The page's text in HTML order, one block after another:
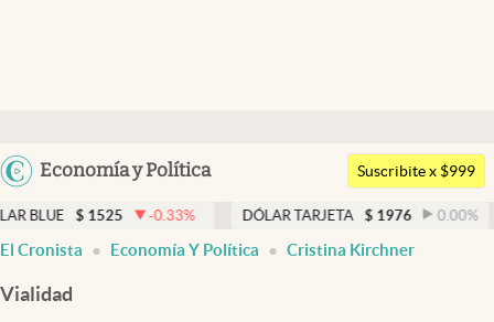
Argentina
Economía y Política
Members
Economía y Política
Finanzas y Mercados
Mercados Online
Suscribite x $999
1525 -0.33% DÓLAR TARJETA $ 1976 0.00% DÓLAR
El Cronista Economía Y Política Cristina Kirchner
Vialidad